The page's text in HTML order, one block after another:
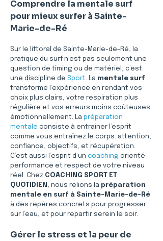
Comprendre la mentale surf
pour mieux surfer à Sainte-
Marie-de-Ré
Sur le littoral de Sainte-Marie-de-Ré, la
pratique du surf n’est pas seulement une
question de timing ou de matériel, c’est
une discipline de Sport. La mentale surf
transforme l’expérience en rendant vos
choix plus clairs, votre respiration plus
régulière et vos erreurs moins coûteuses
émotionnellement. La préparation
mentale consiste à entraîner l’esprit
comme vous entraînez le corps: attention,
confiance, objectifs, et récupération.
C’est aussi l’esprit d’un coaching orienté
performance et respect de votre niveau
réel. Chez COACHING SPORT ET
QUOTIDIEN , nous relions la préparation
mentale en surf à Sainte-Marie-de-Ré
à des repères concrets pour progresser
sur l’eau, et pour repartir serein le soir.
Gérer le stress et la peur de